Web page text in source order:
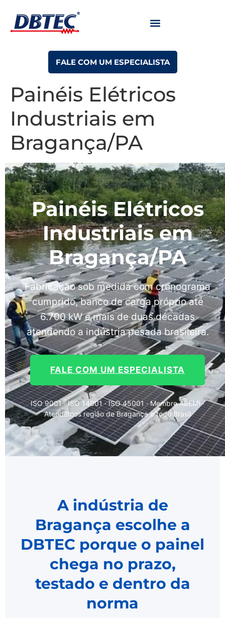
FALE COM UM ESPECIALISTA
Painéis Elétricos
Industriais em
Bragança/PA
Painéis Elétricos
Industriais em
Bragança/PA
Fabricação sob medida com cronograma
cumprido, banco de carga próprio até
6.700 kW e mais de duas décadas
atendendo a indústria pesada brasileira.
FALE COM UM ESPECIALISTA
ISO 9001 · ISO 14001 · ISO 45001 · Membro ABEMI ·
Atendemos região de Bragança e todo Brasil
A indústria de
Bragança escolhe a
DBTEC porque o painel
chega no prazo,
testado e dentro da
norma